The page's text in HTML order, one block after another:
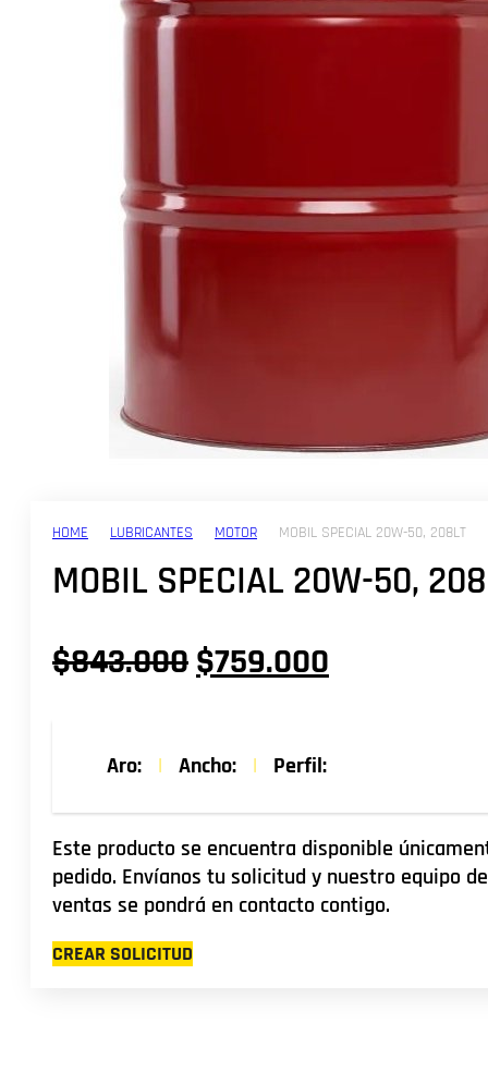
HOME LUBRICANTES MOTOR MOBIL SPECIAL 20W-50, 208LT
MOBIL SPECIAL 20W-50,
$843.000El
original
$843.000.
$759.000
$759.000.
Aro: | Ancho: | Perfil:
Este producto se encuentra disponible
pedido. Envíanos tu solicitud y nuestro equipo de
ventas se pondrá en contacto contigo.
CREAR SOLICITUD